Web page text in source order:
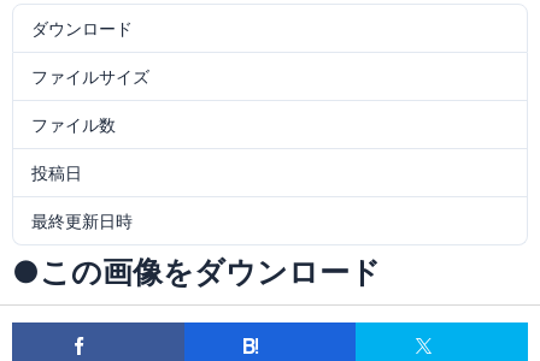
ダウンロード
ファイルサイズ
ファイル数
投稿日
最終更新日時
●この画像をダウンロード